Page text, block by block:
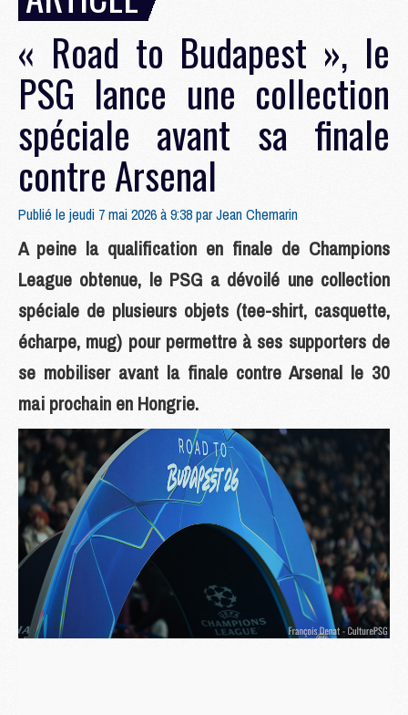
« Road to Budapest », le
PSG lance une collection
spéciale avant sa finale
contre Arsenal
Publié le jeudi 7 mai 2026 à 9:38 parJean Chemarin
A peine la qualification en finale de Champions
League obtenue, le PSG a dévoilé une collection
spéciale de plusieurs objets (tee-shirt, casquette,
écharpe, mug) pour permettre à ses supporters de
se mobiliser avant la finale contre Arsenal le 30
mai prochain en Hongrie.